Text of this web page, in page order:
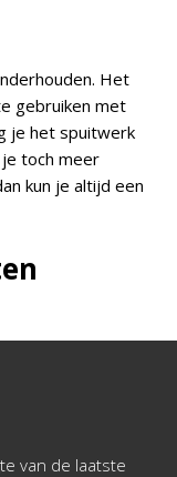
Het
gebruiken met
je het spuitwerk
toch meer
kun je altijd een
van de laatste